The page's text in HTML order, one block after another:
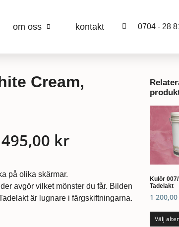
om oss kontakt 0704 - 28
Cream,
kr
på olika skärmar.
avgör vilket mönster du får. Bilden
är lugnare i färgskiftningarna.
Kulör
Tadelakt
1 200,00
Välj